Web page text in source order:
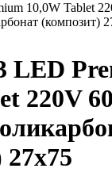
10,0W Tablet
(композит)
LED
220V